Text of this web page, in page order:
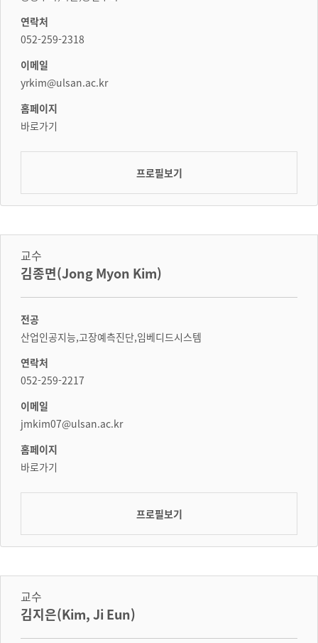
연락처
052-259-2318
이메일
yrkim@ulsan.ac.kr
홈페이지
바로가기
프로필보기
교수
김종면(Jong Myon Kim)
전공
산업인공지능,고장예측진단,임베디드시스템
연락처
052-259-2217
이메일
jmkim07@ulsan.ac.kr
홈페이지
바로가기
프로필보기
교수
김지은(Kim, Ji Eun)